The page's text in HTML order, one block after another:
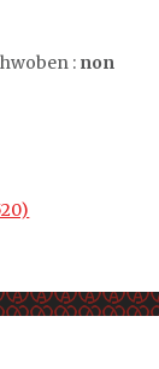
: non